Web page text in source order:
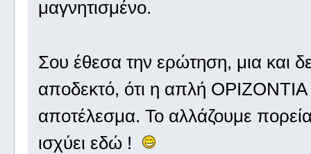
μαγνητισμένο.
Σου έθεσα την ερώτηση, μια και
αποδεκτό, ότι η απλή ΟΡΙΖΟΝΤΙΑ
αποτέλεσμα. Το αλλάζουμε
ισχύει εδώ !